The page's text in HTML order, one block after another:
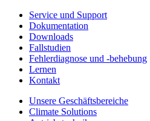
Service und Support
Dokumentation
Downloads
Fallstudien
Fehlerdiagnose und -behebung
Lernen
Kontakt
Unsere Geschäftsbereiche
Climate Solutions